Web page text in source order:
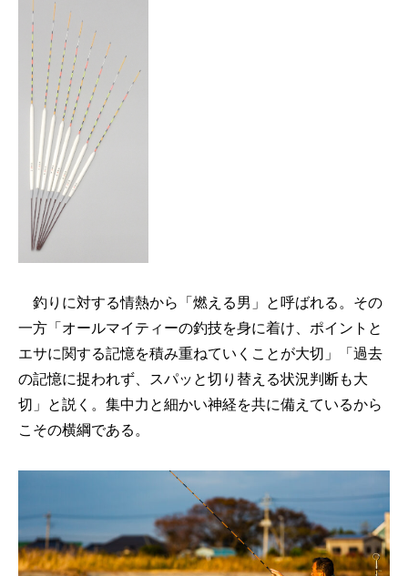
釣りに対する情熱から「燃える男」と呼ばれる。その
一方「オールマイティーの釣技を身に着け、ポイントと
エサに関する記憶を積み重ねていくことが大切」「過去
の記憶に捉われず、スパッと切り替える状況判断も大
切」と説く。集中力と細かい神経を共に備えているから
こその横綱である。